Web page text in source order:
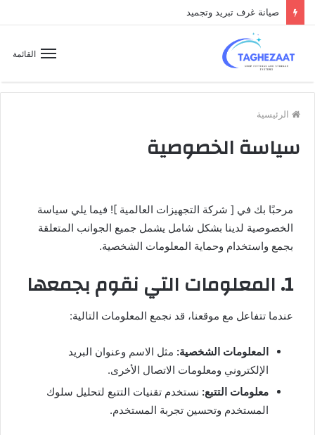
صيانة غرف تبريد وتجميد
القائمة
الرئيسية
سياسة الخصوصية
مرحبًا بك في [ شركة التجهيزات العالمية ]! فيما يلي سياسة
الخصوصية لدينا بشكل شامل يشمل جميع الجوانب المتعلقة
بجمع واستخدام وحماية المعلومات الشخصية.
1. المعلومات التي نقوم بجمعها
عندما تتفاعل مع موقعنا، قد نجمع المعلومات التالية:
المعلومات الشخصية: مثل الاسم وعنوان البريد
الإلكتروني ومعلومات الاتصال الأخرى.
معلومات التتبع: نستخدم تقنيات التتبع لتحليل سلوك
المستخدم وتحسين تجربة المستخدم.